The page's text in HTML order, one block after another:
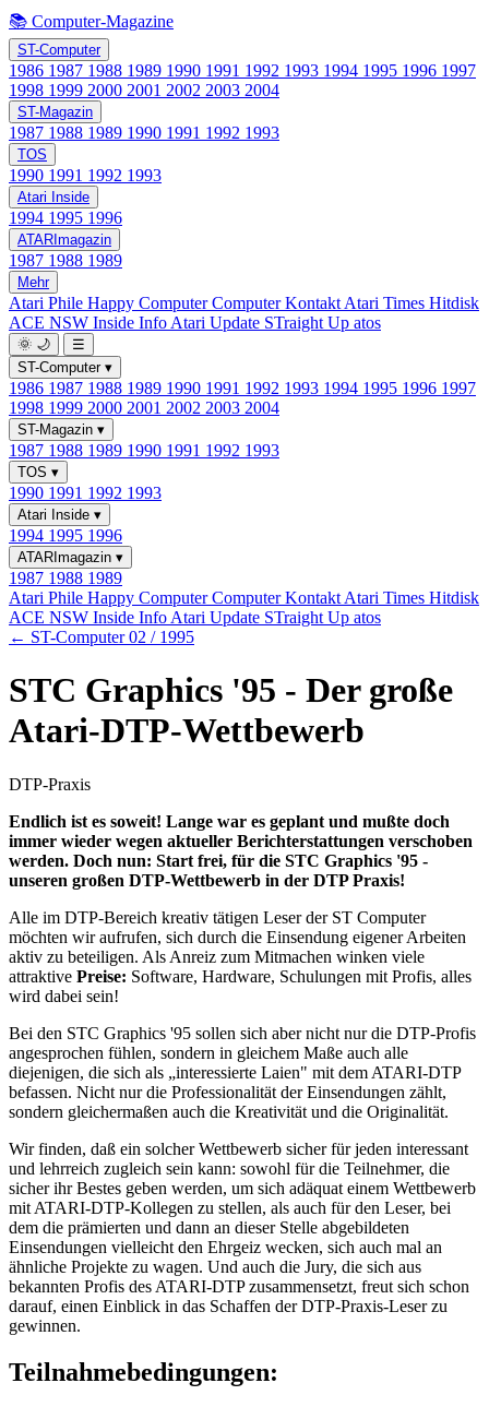
📚 Computer-Magazine
ST-Computer
1986 1987 1988 1989 1990 1991 1992 1993 1994 1995 1996 1997
1998 1999 2000 2001 2002 2003 2004
ST-Magazin
1987 1988 1989 1990 1991 1992 1993
TOS
1990 1991 1992 1993
Atari Inside
1994 1995 1996
ATARImagazin
1987 1988 1989
Mehr
Atari Phile Happy ComputerComputer Kontakt Atari Times Hitdisk
ACE NSW Inside Info Atari Update STraight Up atos
🌞 🌙
☰
ST-Computer ▾
1986 1987 1988 1989 1990 1991 1992 1993 1994 1995 1996 1997
1998 1999 2000 2001 2002 2003 2004
ST-Magazin ▾
1987 1988 1989 1990 1991 1992 1993
TOS ▾
1990 1991 1992 1993
Atari Inside ▾
1994 1995 1996
ATARImagazin ▾
1987 1988 1989
Atari Phile Happy ComputerComputer Kontakt Atari Times Hitdisk
ACE NSW Inside Info Atari Update STraight Up atos
← ST-Computer 02 / 1995
STC Graphics '95 - Der große
Atari-DTP-Wettbewerb
DTP-Praxis
Endlich ist es soweit! Lange war es geplant und mußte doch
immer wieder wegen aktueller Berichterstattungen verschoben
werden. Doch nun: Start frei, für die STC Graphics '95 -
unseren großen DTP-Wettbewerb in der DTP Praxis!
Alle im DTP-Bereich kreativ tätigen Leser der ST Computer
möchten wir aufrufen, sich durch die Einsendung eigener Arbeiten
aktiv zu beteiligen. Als Anreiz zum Mitmachen winken viele
attraktive Preise: Software, Hardware, Schulungen mit Profis, alles
wird dabei sein!
Bei den STC Graphics '95 sollen sich aber nicht nur die DTP-Profis
angesprochen fühlen, sondern in gleichem Maße auch alle
diejenigen, die sich als „interessierte Laien" mit dem ATARI-DTP
befassen. Nicht nur die Professionalität der Einsendungen zählt,
sondern gleichermaßen auch die Kreativität und die Originalität.
Wir finden, daß ein solcher Wettbewerb sicher für jeden interessant
und lehrreich zugleich sein kann: sowohl für die Teilnehmer, die
sicher ihr Bestes geben werden, um sich adäquat einem Wettbewerb
mit ATARI-DTP-Kollegen zu stellen, als auch für den Leser, bei
dem die prämierten und dann an dieser Stelle abgebildeten
Einsendungen vielleicht den Ehrgeiz wecken, sich auch mal an
ähnliche Projekte zu wagen. Und auch die Jury, die sich aus
bekannten Profis des ATARI-DTP zusammensetzt, freut sich schon
darauf, einen Einblick in das Schaffen der DTP-Praxis-Leser zu
gewinnen.
Teilnahmebedingungen: